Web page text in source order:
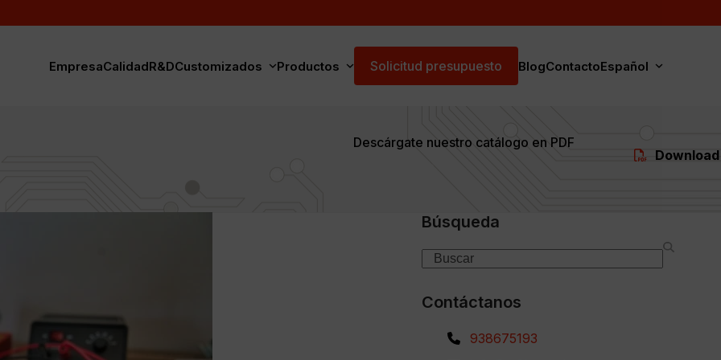
EmpresaCalidadR&DCustomizados Productos Solicitud presupuesto BlogContactoEspañol
Descárgate nuestro catálogo en PDF
Download
Búsqueda
Search
Contáctanos
938675193